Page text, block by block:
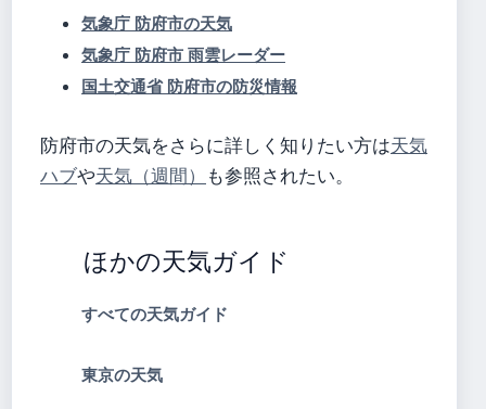
気象庁 防府市の天気
気象庁 防府市 雨雲レーダー
国土交通省 防府市の防災情報
防府市の天気をさらに詳しく知りたい方は天気
ハブや天気（週間） も参照されたい。
ほかの天気ガイド
すべての天気ガイド
東京の天気